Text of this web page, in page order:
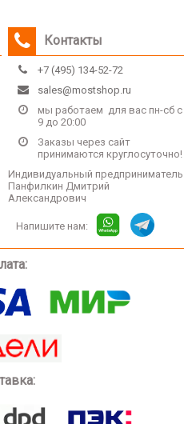
Контакты
+7 (495) 134-52-72
sales@mostshop.ru
мы работаем для вас пн-сб с
9 до 20:00
Заказы через сайт
принимаются круглосуточно!
Индивидуальный предприниматель
Панфилкин Дмитрий
Александрович
Напишите нам: